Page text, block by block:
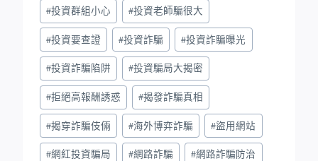
#投資群組小心 #投資老師騙很大
#投資要查證 #投資詐騙 #投資詐騙曝光
#投資詐騙陷阱 #投資騙局大揭密
#拒絕高報酬誘惑 #揭發詐騙真相
#揭穿詐騙伎倆 #海外博弈詐騙 #盜用網站
#網紅投資騙局 #網路詐騙 #網路詐騙防治